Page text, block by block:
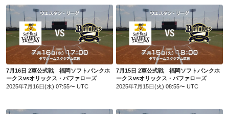
7月16日 2軍公式戦 福岡ソフトバンクホークスvsオリックス・バファローズ
7月16日 2軍公式戦 福岡ソフトバンクホ
ークスvsオリックス・バファローズ
2025年7月16日(水) 07:55〜 UTC
7月15日 2軍公式戦 福岡ソフトバンクホークスvsオリックス・バファローズ
7月15日 2軍公式戦 福岡ソフトバンクホ
ークスvsオリックス・バファローズ
2025年7月15日(火) 08:55〜 UTC